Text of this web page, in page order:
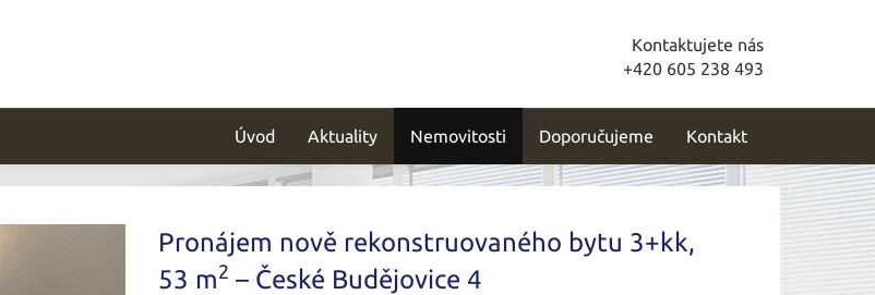
Kontaktujete nás
+420 605 238 493
Úvod Aktuality Nemovitosti Doporučujeme Kontakt
Pronájem nově rekonstruovaného bytu 3+kk,
53 m2 – České Budějovice 4